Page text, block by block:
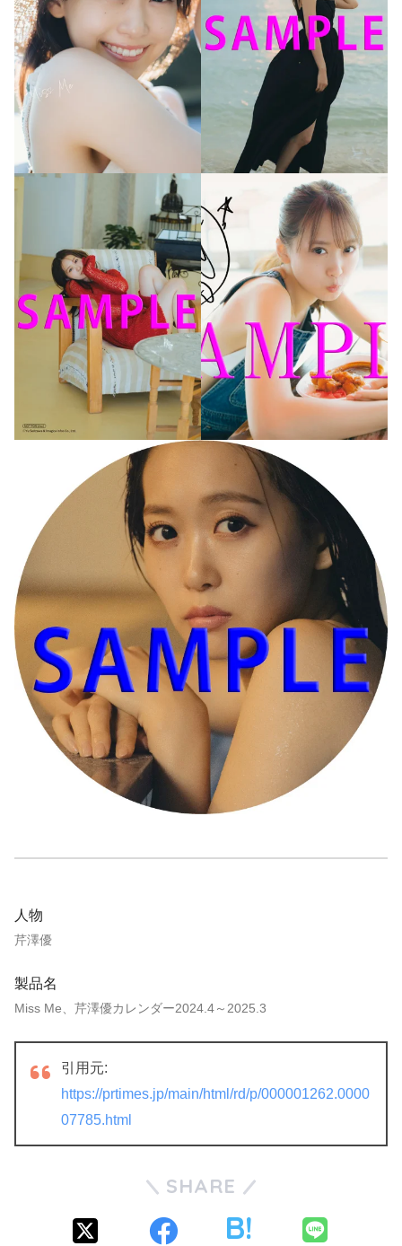
人物
芹澤優
製品名
Miss Me、芹澤優カレンダー2024.4～2025.3
引用元:
https://prtimes.jp/main/html/rd/p/000001262.0000
07785.html
SHARE